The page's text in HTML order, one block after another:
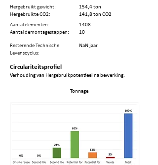
Hergebruikt gewicht:
154,4 ton
Hergebruikte CO2:
141,8 ton CO2
Aantal elementen:
1408
Aantal demontagestappen:
10
Resterende Technische
Levenscyclus:
NaN jaar
Circulariteitsprofiel
Verhouding van Hergebruikpotentieel na bewerking.
Tonnage